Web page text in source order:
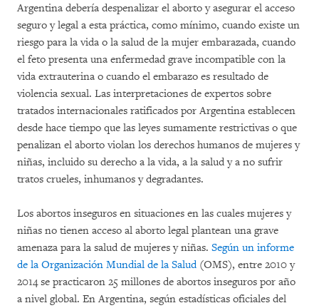
Argentina debería despenalizar el aborto y asegurar el acceso
seguro y legal a esta práctica, como mínimo, cuando existe un
riesgo para la vida o la salud de la mujer embarazada, cuando
el feto presenta una enfermedad grave incompatible con la
vida extrauterina o cuando el embarazo es resultado de
violencia sexual. Las interpretaciones de expertos sobre
tratados internacionales ratificados por Argentina establecen
desde hace tiempo que las leyes sumamente restrictivas o que
penalizan el aborto violan los derechos humanos de mujeres y
niñas, incluido su derecho a la vida, a la salud y a no sufrir
tratos crueles, inhumanos y degradantes.
Los abortos inseguros en situaciones en las cuales mujeres y
niñas no tienen acceso al aborto legal plantean una grave
amenaza para la salud de mujeres y niñas. Según un informe
de la Organización Mundial de la Salud(OMS), entre 2010 y
2014 se practicaron 25 millones de abortos inseguros por año
a nivel global. En Argentina, según estadísticas oficiales del